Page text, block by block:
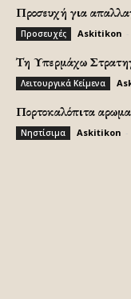
Προσευχή για
Προσευχές Askitikon
Τη Υπερμάχω
Λειτουργικά Κείμενα
Πορτοκαλόπιτα
Νηστίσιμα Askitikon